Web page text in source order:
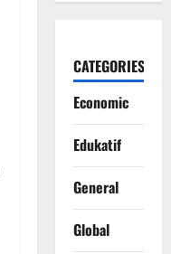
CATEGORIES
Economic
Edukatif
General
Global